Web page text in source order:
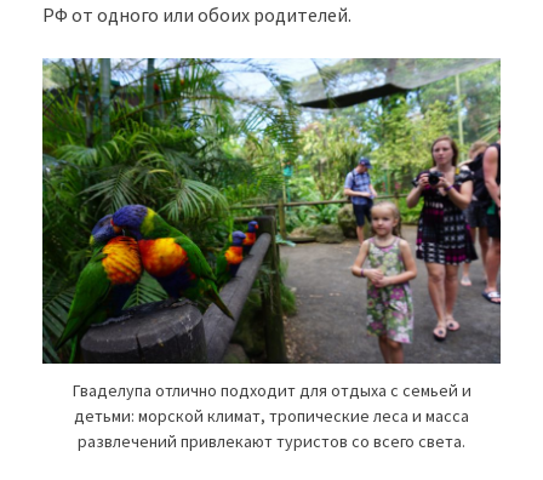
РФ от одного или обоих родителей.
Гваделупа отлично подходит для отдыха с семьей и
детьми: морской климат, тропические леса и масса
развлечений привлекают туристов со всего света.